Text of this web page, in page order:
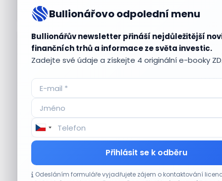
Bullionářovo odpolední menu
Bullionářův newsletter přináší nejdůležitější
finančních trhů a informace ze světa investic.
Zadejte své údaje a získejte 4 originální e-booky
Přihlásit se k odběru
Odesláním formuláře vyjadřujete zájem o kontaktování
Aktuálnípříležitosti
Výsledky společností jsou silné. Proč to